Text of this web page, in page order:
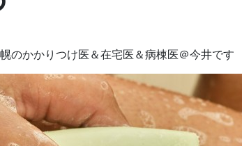
のかかりつけ医＆在宅医＆病棟医＠今井です